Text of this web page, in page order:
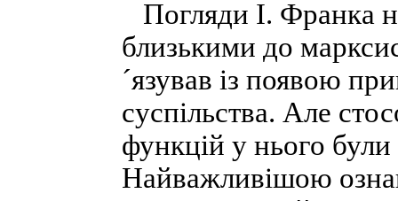
Погляди І. Франка
близькими до
´язував із появою
суспільства. Але
функцій у нього були
Найважливішою